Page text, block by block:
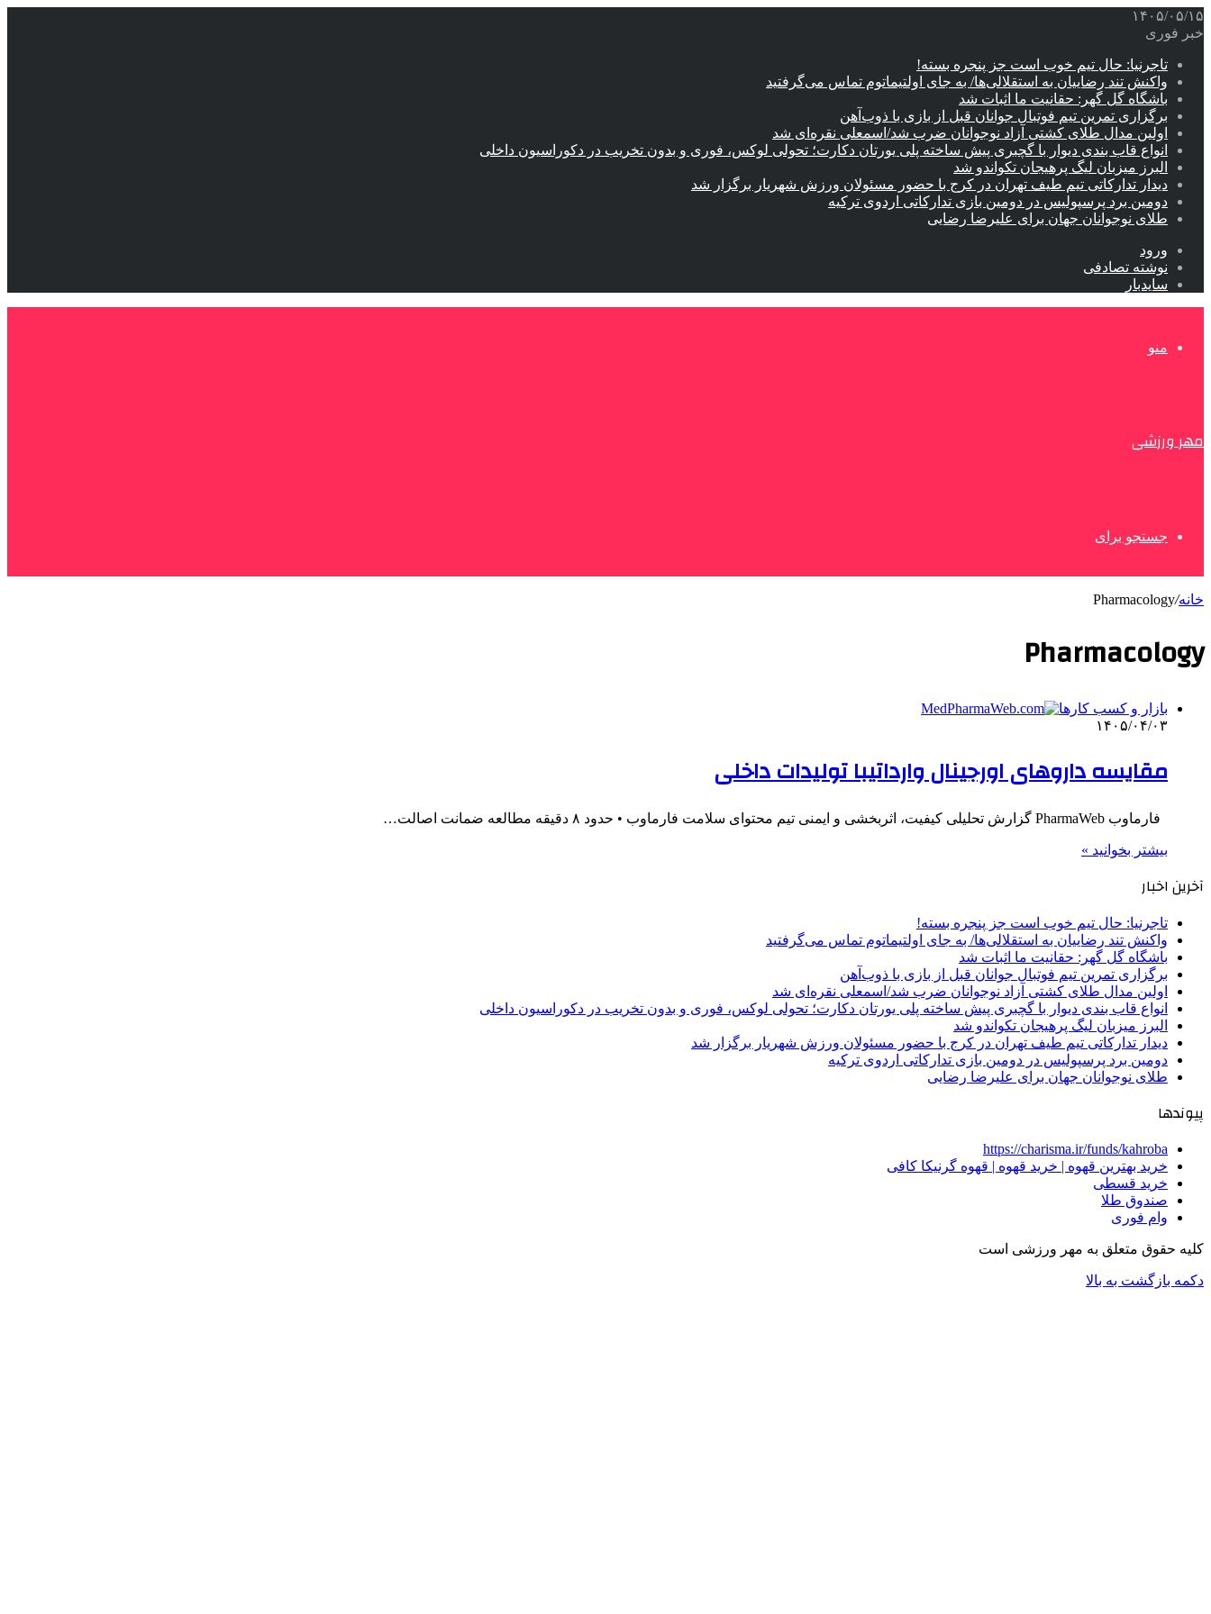
۱۴۰۵/۰۵/۱۵
خبر فوری
تاجرنیا: حال تیم خوب است جز پنجره بسته!
واکنش تند رضاییان به استقلالی‌ها/ به جای اولتیماتوم تماس می‌گرفتید
باشگاه گل گهر: حقانیت ما اثبات شد
برگزاری تمرین تیم فوتبال جوانان قبل از بازی با ذوب‌آهن
اولین مدال طلای کشتی آزاد نوجوانان ضرب شد/اسمعلی نقره‌ای شد
انواع قاب بندی دیوار با گچبری پیش ساخته پلی یورتان دکارت؛ تحولی لوکس، فوری و بدون تخریب در دکوراسیون داخلی
البرز میزبان لیگ پرهیجان تکواندو شد
دیدار تدارکاتی تیم طیف تهران در کرج با حضور مسئولان ورزش شهریار برگزار شد
دومین برد پرسپولیس در دومین بازی تدارکاتی اردوی ترکیه
طلای نوجوانان جهان برای علیرضا رضایی
ورود
نوشته تصادفی
سایدبار
منو
مهر ورزشی
جستجو برای
خانه/
Pharmacology
Pharmacology
بازار و کسب کارها
۱۴۰۵/۰۴/۰۳
مقایسه داروهای اورجینال وارداتیبا تولیدات داخلی
فارماوب PharmaWeb گزارش تحلیلی کیفیت، اثربخشی و ایمنی تیم محتوای سلامت فارماوب • حدود ۸ دقیقه مطالعه ضمانت اصالت…
بیشتر بخوانید »
آخرین اخبار
تاجرنیا: حال تیم خوب است جز پنجره بسته!
واکنش تند رضاییان به استقلالی‌ها/ به جای اولتیماتوم تماس می‌گرفتید
باشگاه گل گهر: حقانیت ما اثبات شد
برگزاری تمرین تیم فوتبال جوانان قبل از بازی با ذوب‌آهن
اولین مدال طلای کشتی آزاد نوجوانان ضرب شد/اسمعلی نقره‌ای شد
انواع قاب بندی دیوار با گچبری پیش ساخته پلی یورتان دکارت؛ تحولی لوکس، فوری و بدون تخریب در دکوراسیون داخلی
البرز میزبان لیگ پرهیجان تکواندو شد
دیدار تدارکاتی تیم طیف تهران در کرج با حضور مسئولان ورزش شهریار برگزار شد
دومین برد پرسپولیس در دومین بازی تدارکاتی اردوی ترکیه
طلای نوجوانان جهان برای علیرضا رضایی
پیوندها
https://charisma.ir/funds/kahroba
خرید بهترین قهوه | خرید قهوه | قهوه گرنیکا کافی
خرید قسطی
صندوق طلا
وام فوری
کلیه حقوق متعلق به مهر ورزشی است
دکمه بازگشت به بالا